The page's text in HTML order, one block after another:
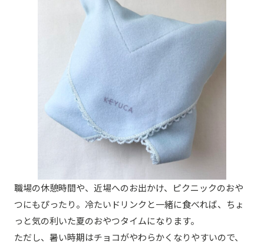
職場の休憩時間や、近場へのお出かけ、ピクニックのおや
つにもぴったり。冷たいドリンクと一緒に食べれば、ちょ
っと気の利いた夏のおやつタイムになります。
ただし、暑い時期はチョコがやわらかくなりやすいので、